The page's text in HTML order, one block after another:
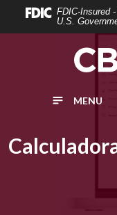
Home
footer
Download
view
.pdf
FDIC-Insured
U.S.
MENU